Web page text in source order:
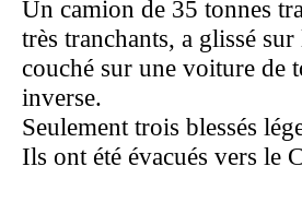
Un camion de 35 tonnes
très tranchants, a glissé sur
couché sur une voiture de
inverse.
Seulement trois blessés
Ils ont été évacués vers le